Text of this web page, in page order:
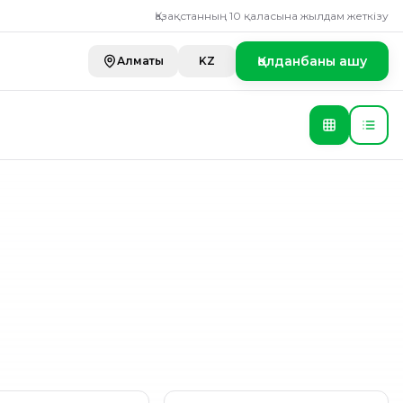
Қазақстанның 10 қаласына жылдам жеткізу
Алматы KZ Қолданбаны ашу
и фруктовые